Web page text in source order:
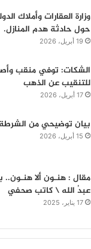
وزارة العقارات وأملاك
حول حادثة هدم المنازل.
19 أبريل، 2026
الشكات: توفي منقب
للتنقيب عن الذهب
17 أبريل، 2026
بيان توضيحي من
15 أبريل، 2026
مقال : هنـون ألا
عبدُ الله \ كاتب صحفي
17 يناير، 2025